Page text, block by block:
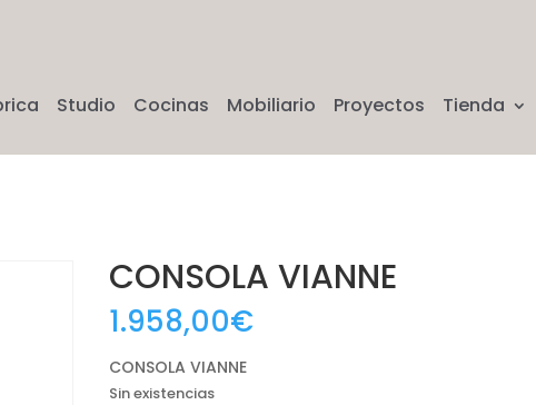
Studio Cocinas Mobiliario Proyectos Tienda
CONSOLA VIANNE
1.958,00€
CONSOLA VIANNE
Sin existencias